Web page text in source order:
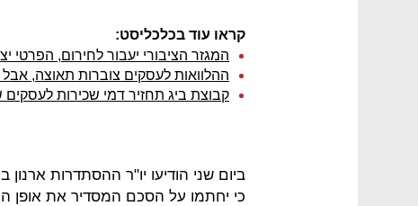
קראו עוד בכלכליסט:
המגזר הציבורי יעבור לחירום, הפרטי
ההלוואות לעסקים צוברות תאוצה,
קבוצת ביג תחזיר דמי שכירות לעסקים
ביום שני הודיעו יו"ר ההסתדרות
כי יחתמו על הסכם המסדיר את אופן